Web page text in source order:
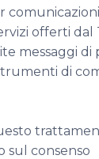
offerti dal
messaggi di
di
sul consenso